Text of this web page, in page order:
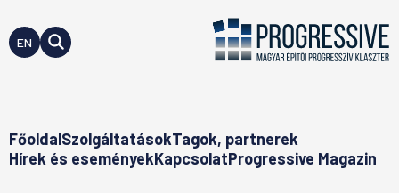
EN
FőoldalSzolgáltatásokTagok, partnerek
Hírek és eseményekKapcsolatProgressive Magazin